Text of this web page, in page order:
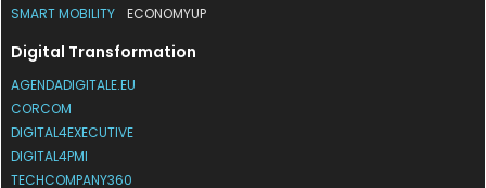
SMART MOBILITY
ECONOMYUP
Digital Transformation
AGENDADIGITALE.EU
CORCOM
DIGITAL4EXECUTIVE
DIGITAL4PMI
TECHCOMPANY360